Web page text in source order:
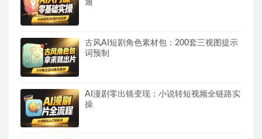
通
古风AI短剧角色素材包：200套三视图提示
词预制
AI漫剧零出镜变现：小说转短视频全链路实
操